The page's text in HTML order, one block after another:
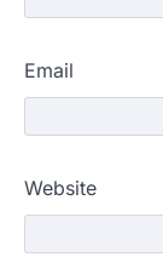
Email
Website